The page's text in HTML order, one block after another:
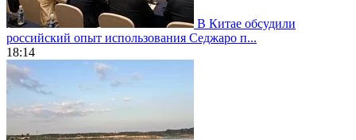
В Китае обсудили
российский опыт использования Седжаро п...
18:14